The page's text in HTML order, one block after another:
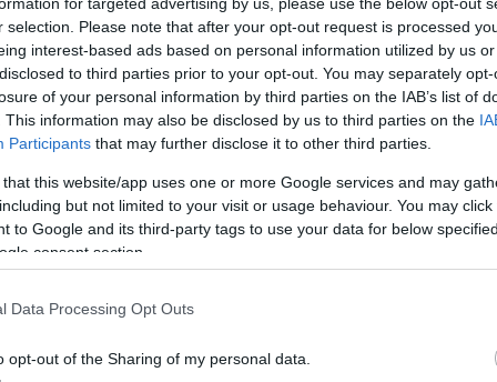
selection. Please note that after your opt-out request is processed
interest-based ads based on personal information utilized by us
to third parties prior to your opt-out. You may separately
of your personal information by third parties on the IAB’s list of
This information may also be disclosed by us to third parties on the
Participants that may further disclose it to other third parties.
that this website/app uses one or more Google services and may
but not limited to your visit or usage behaviour. You may
to Google and its third-party tags to use your data for below
consent section.
Data Processing Opt Outs
opt-out of the Sharing of my personal data.
είναι και η επαρκής ενυδάτωση με
μικρών ποσοτήτων νερού και φαγητού,
γεύματα που μπορεί να επιδεινώσουν την
υπάρχει νερό δίπλα στο κρεβάτι και,
στο πλάι και όχι ανάσκελα.
υπνωτικά ή ηρεμιστικά μετά την
απαιτείται και στη χρήση ορισμένων
ήπαρ ή να ερεθίσουν το στομάχι.